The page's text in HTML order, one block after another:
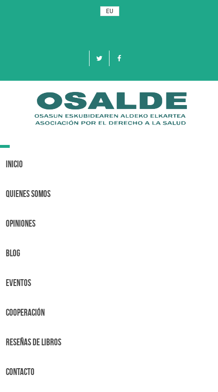
EU
Toggle
Inicio
Quienes Somos
OPINIONES
BLOG
Eventos
Cooperación
Reseñas de libros
Contacto